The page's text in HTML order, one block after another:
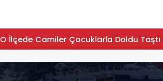
O İlçede Camiler Çocuklarla Doldu Taştı